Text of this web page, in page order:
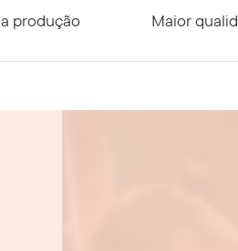
produção Maior